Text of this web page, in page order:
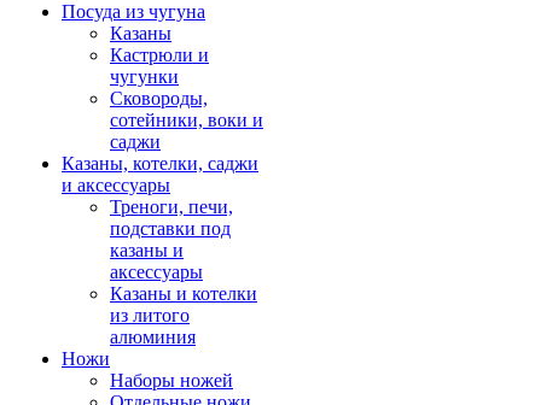
Посуда из чугуна
Казаны
Кастрюли и
чугунки
Сковороды,
сотейники, воки и
саджи
Казаны, котелки, саджи
и аксессуары
Треноги, печи,
подставки под
казаны и
аксессуары
Казаны и котелки
из литого
алюминия
Ножи
Наборы ножей